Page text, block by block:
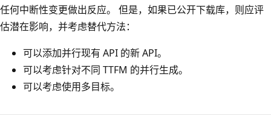
任何中断性变更做出反应。 但是，如果已公开下载库，则应评
估潜在影响，并考虑替代方法：
可以添加并行现有 API 的新 API。
可以考虑针对不同 TTFM 的并行生成。
可以考虑使用多目标。
阅